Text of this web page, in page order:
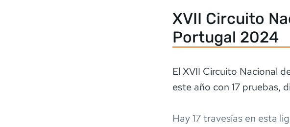
XVII Circuito
Portugal 2024
El XVII Circuito Nacional
este año con 17 pruebas,
Hay17travesías en esta